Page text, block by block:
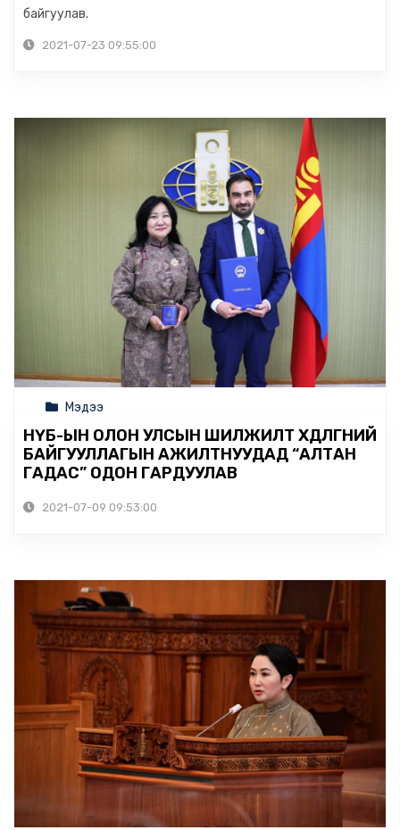
байгуулав.
2021-07-23 09:55:00
Мэдээ
НҮБ-ЫН ОЛОН УЛСЫН ШИЛЖИЛТ ХӨДӨЛГӨӨНИЙ
БАЙГУУЛЛАГЫН АЖИЛТНУУДАД “АЛТАН
ГАДАС” ОДОН ГАРДУУЛАВ
2021-07-09 09:53:00